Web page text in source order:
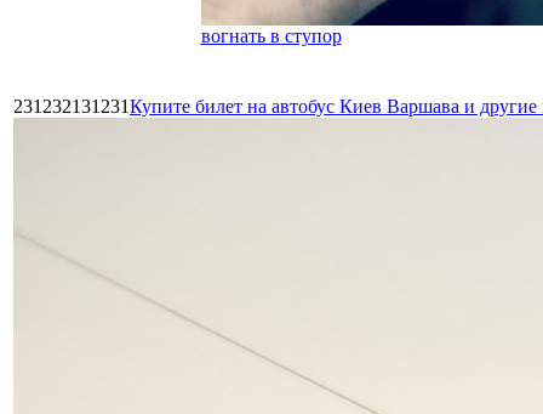
вогнать в ступор
231232131231Купите билет на автобус Киев Варшава и